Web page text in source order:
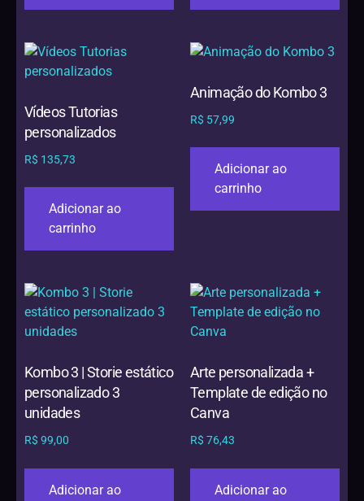
Vídeos Tutorias
personalizados
R$ 135,73
Adicionar ao
carrinho
Animação do Kombo 3
R$ 57,99
Adicionar ao
carrinho
Kombo 3 | Storie estático
personalizado 3
unidades
R$ 99,00
Adicionar ao
Arte personalizada +
Template de edição no
Canva
R$ 76,43
Adicionar ao